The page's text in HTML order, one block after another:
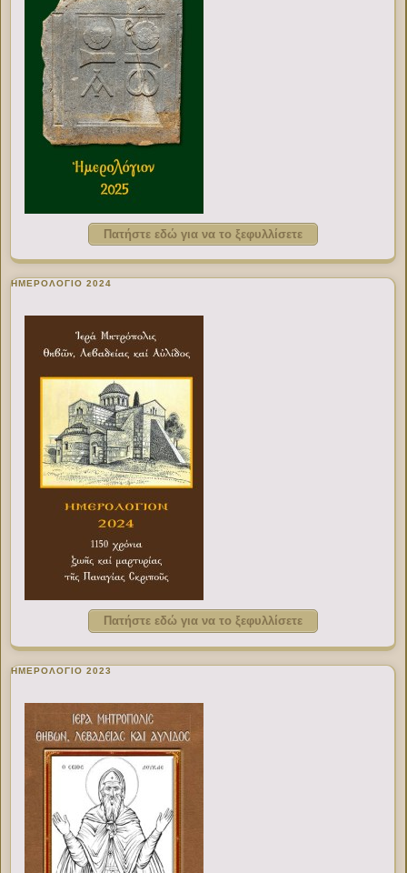
Πατήστε εδώ για να το ξεφυλλίσετε
ΗΜΕΡΟΛΟΓΙΟ 2024
Πατήστε εδώ για να το ξεφυλλίσετε
ΗΜΕΡΟΛΟΓΙΟ 2023